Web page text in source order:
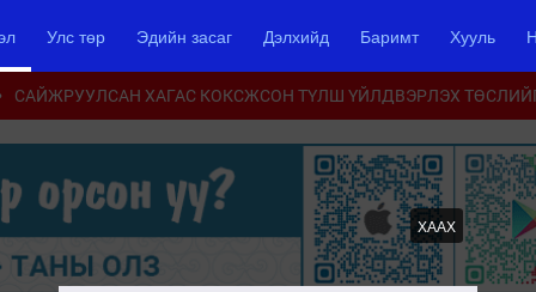
Улс төр Эдийн засаг Дэлхийд Баримт Хууль
ХААХ
САЙЖРУУЛСАН ХАГАС КОКСЖСОН ТҮЛШ ҮЙЛДВЭРЛЭХ